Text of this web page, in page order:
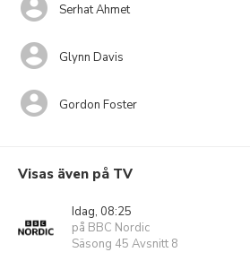
Serhat Ahmet
Glynn Davis
Gordon Foster
Visas även på TV
Idag, 08:25
på BBC Nordic
Säsong 45 Avsnitt 8